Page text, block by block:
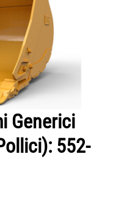
Generici
552-